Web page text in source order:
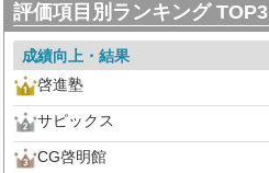
評価項目別ランキング TOP3
成績向上・結果
啓進塾
サピックス
CG啓明館